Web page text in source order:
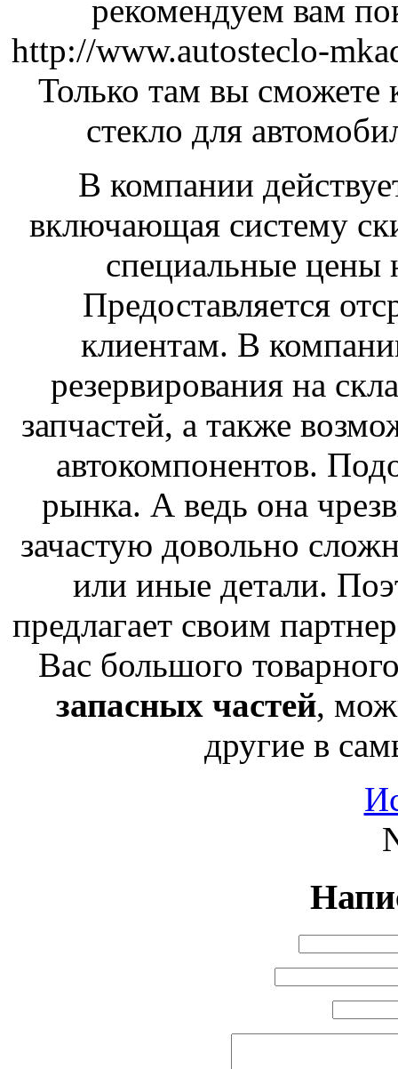
рекомендуем вам
http://www.autosteclo-
Только там вы сможете
стекло для
В компании
включающая систему
специальные цены
Предоставляется
клиентам. В
резервирования на
запчастей, а также
автокомпонентов.
рынка. А ведь она
зачастую довольно
или иные детали.
предлагает своим
Вас большого
запасных частей,
другие в